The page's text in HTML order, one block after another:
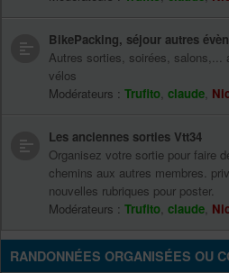
BikePacking, séjour autres
Autres sorties, soirées, salons,...
vélos
Modérateurs : Trufito, claude,
Les anciennes sorties Vtt34
Organisez votre sortie pour faire
chemins aux autres membres.
nouvelles rubriques pour poster.
Modérateurs : Trufito, claude,
RANDONNÉES ORGANISÉES OU